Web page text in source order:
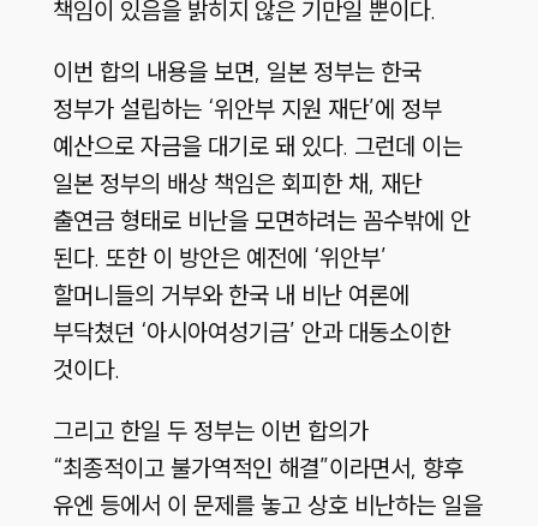
책임이 있음을 밝히지 않은 기만일 뿐이다.
이번 합의 내용을 보면, 일본 정부는 한국
정부가 설립하는 ‘위안부 지원 재단’에 정부
예산으로 자금을 대기로 돼 있다. 그런데 이는
일본 정부의 배상 책임은 회피한 채, 재단
출연금 형태로 비난을 모면하려는 꼼수밖에 안
된다. 또한 이 방안은 예전에 ‘위안부’
할머니들의 거부와 한국 내 비난 여론에
부닥쳤던 ‘아시아여성기금’ 안과 대동소이한
것이다.
그리고 한일 두 정부는 이번 합의가
“최종적이고 불가역적인 해결”이라면서, 향후
유엔 등에서 이 문제를 놓고 상호 비난하는 일을